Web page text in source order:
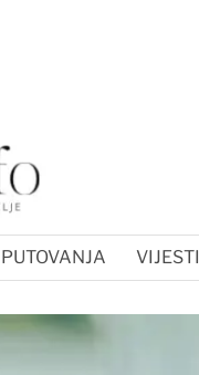
PUTOVANJA VIJESTI